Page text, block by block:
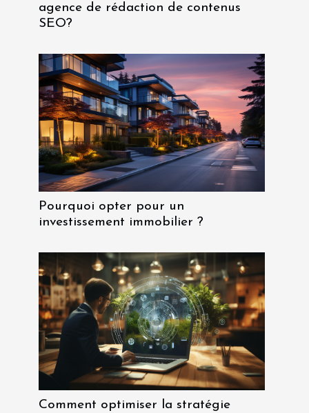
agence de rédaction de contenus
SEO?
Pourquoi opter pour un
investissement immobilier ?
Comment optimiser la stratégie